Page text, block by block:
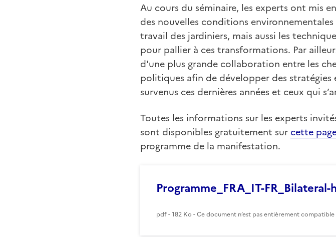
Au cours du séminaire, les experts ont mis
des nouvelles conditions
travail des jardiniers, mais aussi les
pour pallier à ces transformations. Par
d'une plus grande collaboration entre les
politiques afin de développer des
survenus ces dernières années et ceux qui
Toutes les informations sur les experts
sont disponibles gratuitement surcette
programme de la manifestation.
Programme_FRA_IT-
pdf - 182 Ko - Ce document n’est pas entièrement compatible